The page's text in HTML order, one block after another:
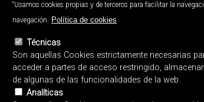
“Usamos cookies propias y de terceros para facilitar la
navegación. Política de cookies
Técnicas
Son aquellas Cookies estrictamente necesarias
acceder a partes de acceso restringido,
de algunas de las funcionalidades de la web.
Analíticas